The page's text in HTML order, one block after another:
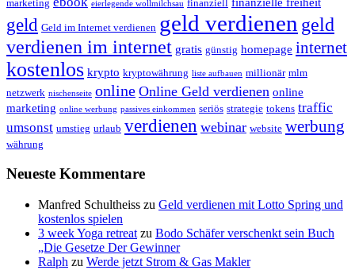
marketing eierlegende wollmilchsau finanziell
geld Geld im Internet verdienen geld verdienen geld
verdienen im internet gratis günstig homepage internet
kostenlos krypto kryptowährung liste aufbauen millionär mlm
netzwerk nischenseite online Online Geld verdienen online
marketing online werbung passives einkommen seriös strategie tokens traffic
umsonst umstieg urlaub verdienen webinar website werbung
währung
Neueste Kommentare
Manfred Schultheiss zu Geld verdienen mit Lotto Spring und
kostenlos spielen
3 week Yoga retreat zu Bodo Schäfer verschenkt sein Buch
„Die Gesetze Der Gewinner
Ralph zu Werde jetzt Strom & Gas Makler